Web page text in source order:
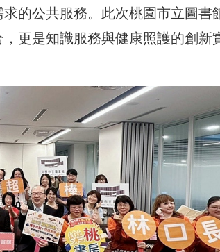
的公共服務。此次桃園市立圖書
更是知識服務與健康照護的創新